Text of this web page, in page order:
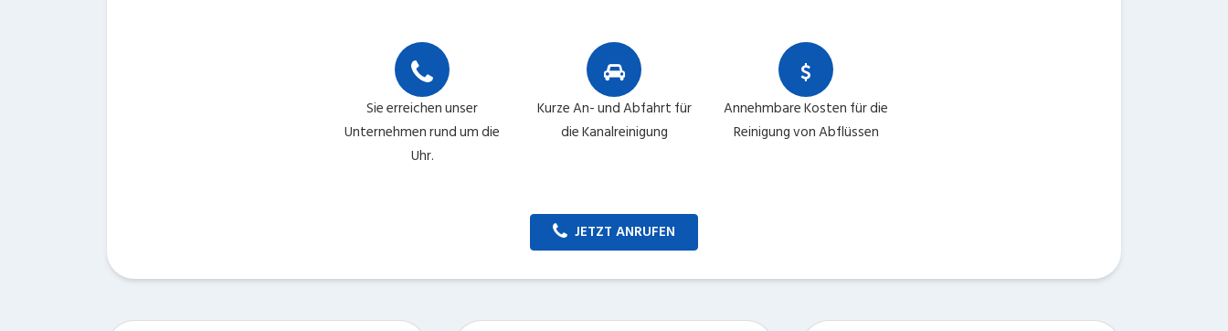
Sie erreichen unser
Unternehmen rund um die
Uhr.
Kurze An- und Abfahrt für
die Kanalreinigung
Annehmbare Kosten für die
Reinigung von Abflüssen
JETZT ANRUFEN